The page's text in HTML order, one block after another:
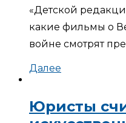
«Детской
какие фильмы о
войне смотрят
Далее
Юристы